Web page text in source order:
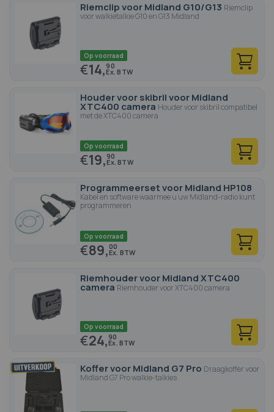
Riemclip voor Midland G10/G13 Riemclip
voor walkietalkie G10 en G13 Midland
Op voorraad
€14,90
Houder voor skibril voor Midland
XTC400 camera Houder voor skibril compatibel
met de XTC400 camera
Op voorraad
€19,90
Programmeerset voor Midland HP108
Kabel en software waarmee u uw Midland-radio kunt
programmeren
Op voorraad
€89,00
Riemhouder voor Midland XTC400
camera Riemhouder voor XTC400 camera
Op voorraad
€24,90
Koffer voor Midland G7 Pro Draagkoffer voor
Midland G7 Pro walkie-talkies